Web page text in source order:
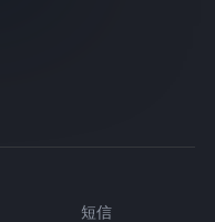
短信